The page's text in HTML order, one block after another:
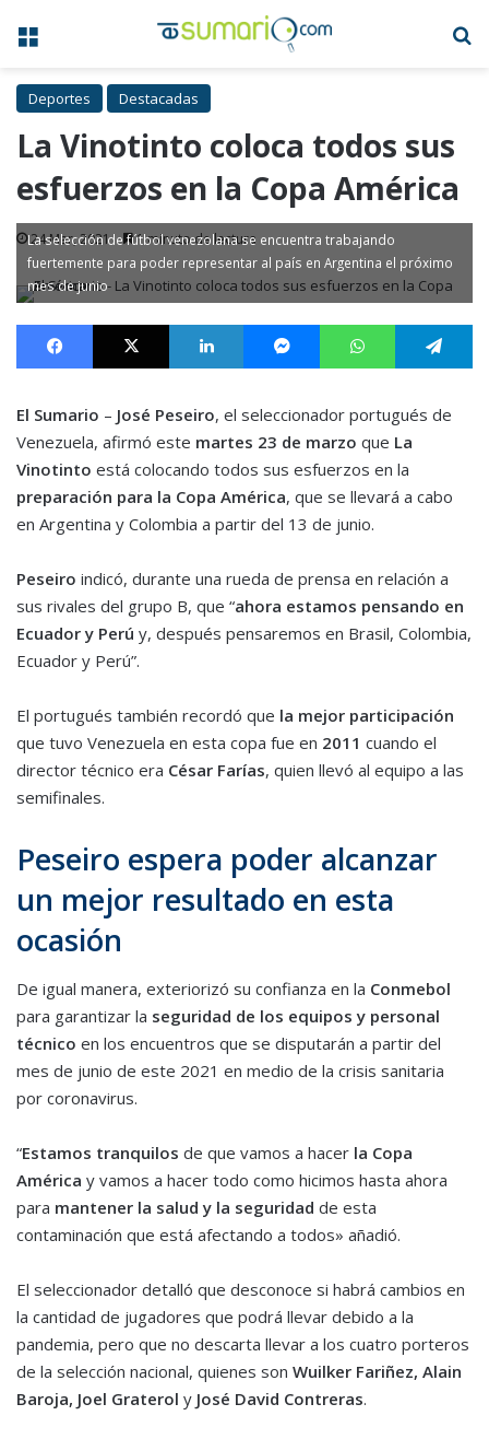
Menú
Deportes Destacadas
La Vinotinto coloca todos sus
esfuerzos en la Copa América
24 Mar, 2021 1 minuto de lectura
La selección de fútbol venezolana se encuentra trabajando
fuertemente para poder representar al país en Argentina el próximo
mes de junio
Facebook X LinkedIn MessengerWhatsApp
El Sumario – José Peseiro, el seleccionador portugués de
Venezuela, afirmó este martes 23 de marzo que La
Vinotinto está colocando todos sus esfuerzos en la
preparación para la Copa América, que se llevará a cabo
en Argentina y Colombia a partir del 13 de junio.
Peseiro indicó, durante una rueda de prensa en relación a
sus rivales del grupo B, que “ahora estamos pensando en
Ecuador y Perú y, después pensaremos en Brasil, Colombia,
Ecuador y Perú”.
El portugués también recordó que la mejor participación
que tuvo Venezuela en esta copa fue en 2011 cuando el
director técnico era César Farías, quien llevó al equipo a las
semifinales.
Peseiro espera poder alcanzar
un mejor resultado en esta
ocasión
De igual manera, exteriorizó su confianza en la Conmebol
para garantizar la seguridad de los equipos y personal
técnico en los encuentros que se disputarán a partir del
mes de junio de este 2021 en medio de la crisis sanitaria
por coronavirus.
“Estamos tranquilos de que vamos a hacer la Copa
América y vamos a hacer todo como hicimos hasta ahora
para mantener la salud y la seguridad de esta
contaminación que está afectando a todos» añadió.
El seleccionador detalló que desconoce si habrá cambios en
la cantidad de jugadores que podrá llevar debido a la
pandemia, pero que no descarta llevar a los cuatro porteros
de la selección nacional, quienes son Wuilker Fariñez, Alain
Baroja, Joel Graterol y José David Contreras.